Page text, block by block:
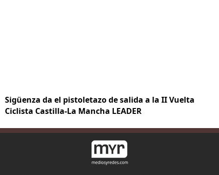
Sigüenza da el pistoletazo de salida a la II Vuelta
Ciclista Castilla-La Mancha LEADER